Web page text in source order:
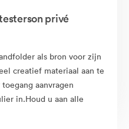
privé
als bron voor zijn
creatief materiaal aan te
aanvragen
in.Houd u aan alle